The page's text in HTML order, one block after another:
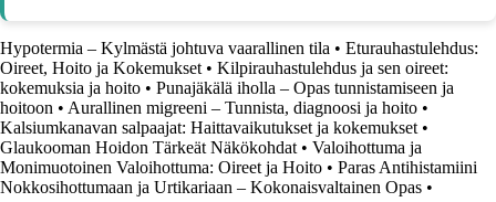
Hypotermia – Kylmästä johtuva vaarallinen tila • Eturauhastulehdus:
Oireet, Hoito ja Kokemukset • Kilpirauhastulehdus ja sen oireet:
kokemuksia ja hoito • Punajäkälä iholla – Opas tunnistamiseen ja
hoitoon • Aurallinen migreeni – Tunnista, diagnoosi ja hoito •
Kalsiumkanavan salpaajat: Haittavaikutukset ja kokemukset •
Glaukooman Hoidon Tärkeät Näkökohdat • Valoihottuma ja
Monimuotoinen Valoihottuma: Oireet ja Hoito • Paras Antihistamiini
Nokkosihottumaan ja Urtikariaan – Kokonaisvaltainen Opas •